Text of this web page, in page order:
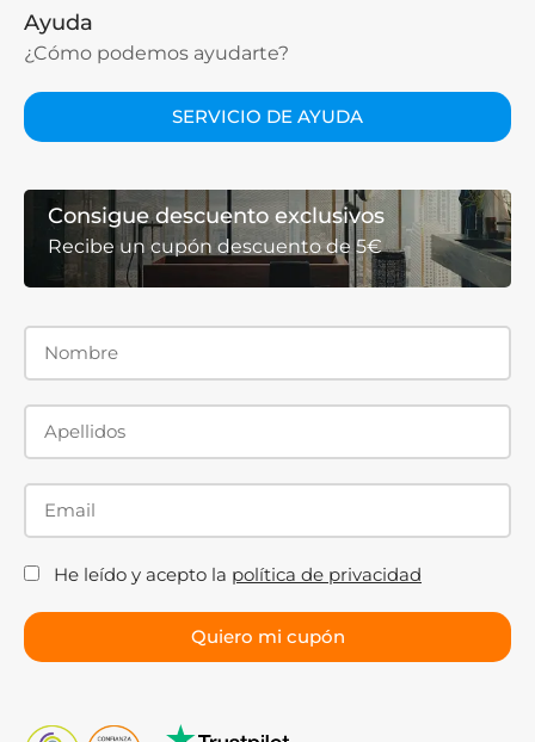
Ayuda
¿Cómo podemos ayudarte?
SERVICIO DE AYUDA
Consigue descuento exclusivos
Recibe un cupón descuento de 5€
He leído y acepto la política de privacidad